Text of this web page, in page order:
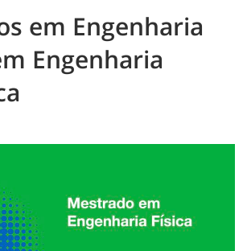
em Engenharia
Engenharia